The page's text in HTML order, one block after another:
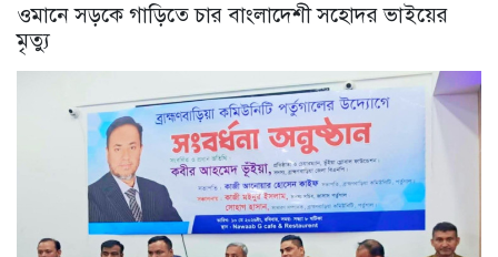
ওমানে সড়কে গাড়িতে চার বাংলাদেশী সহোদর ভাইয়ের
মৃত্যু